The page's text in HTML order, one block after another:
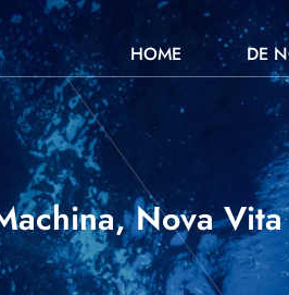
HOME DE
Nova Vita